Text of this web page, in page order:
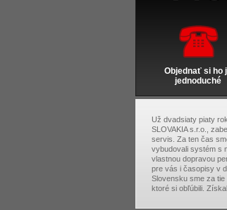
Objednať si ho
jednoduché
Už dvadsiaty piaty
SLOVAKIA s.r.o.,
servis. Za ten čas
vybudovali systém s
vlastnou dopravou
pre vás i časopisy v
Slovensku sme za
ktoré si obľúbili.